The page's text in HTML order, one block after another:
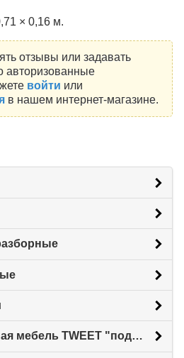
× 0,16 м.
отзывы или задавать
авторизованные
войти или
в нашем интернет-магазине.
Пластиковая уличная мебель TWEET "под ротанг"